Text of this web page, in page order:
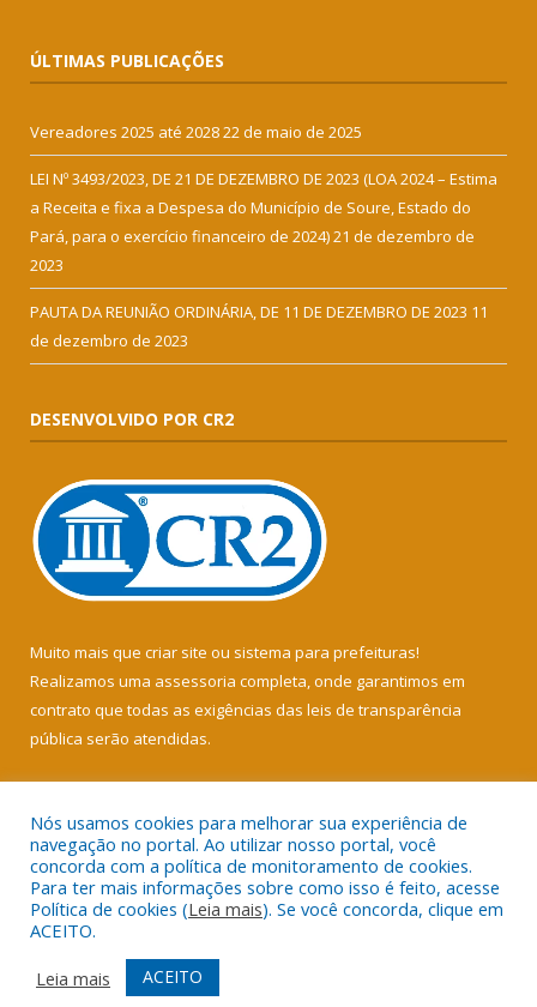
ÚLTIMAS PUBLICAÇÕES
Vereadores 2025 até 202822 de maio de 2025
LEI Nº 3493/2023, DE 21 DE DEZEMBRO DE 2023 (LOA 2024 – Estima
a Receita e fixa a Despesa do Município de Soure, Estado do
Pará, para o exercício financeiro de 2024)21 de dezembro de
2023
PAUTA DA REUNIÃO ORDINÁRIA, DE 11 DE DEZEMBRO DE 2023 11
de dezembro de 2023
DESENVOLVIDO POR CR2
Muito mais que criar site ou sistema para prefeituras!
Realizamos uma assessoria completa, onde garantimos em
contrato que todas as exigências das leis de transparência
pública serão atendidas.
Todos os direitos reservados a Câmara Municipal de Soure.
Mapa do Site
Acessar Área Administrativa
Acessar Webmail
Nós usamos cookies para melhorar sua experiência de
navegação no portal. Ao utilizar nosso portal, você
concorda com a política de monitoramento de cookies.
Para ter mais informações sobre como isso é feito, acesse
Política de cookies (Leia mais). Se você concorda, clique em
ACEITO.
Leia mais
ACEITO